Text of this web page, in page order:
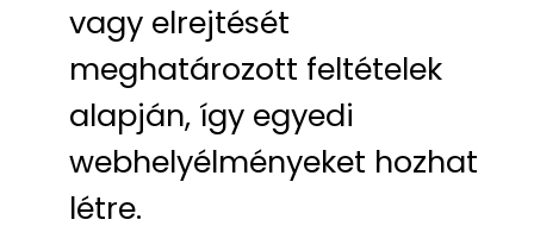
vagy elrejtését
meghatározott feltételek
alapján, így egyedi
webhelyélményeket hozhat
létre.